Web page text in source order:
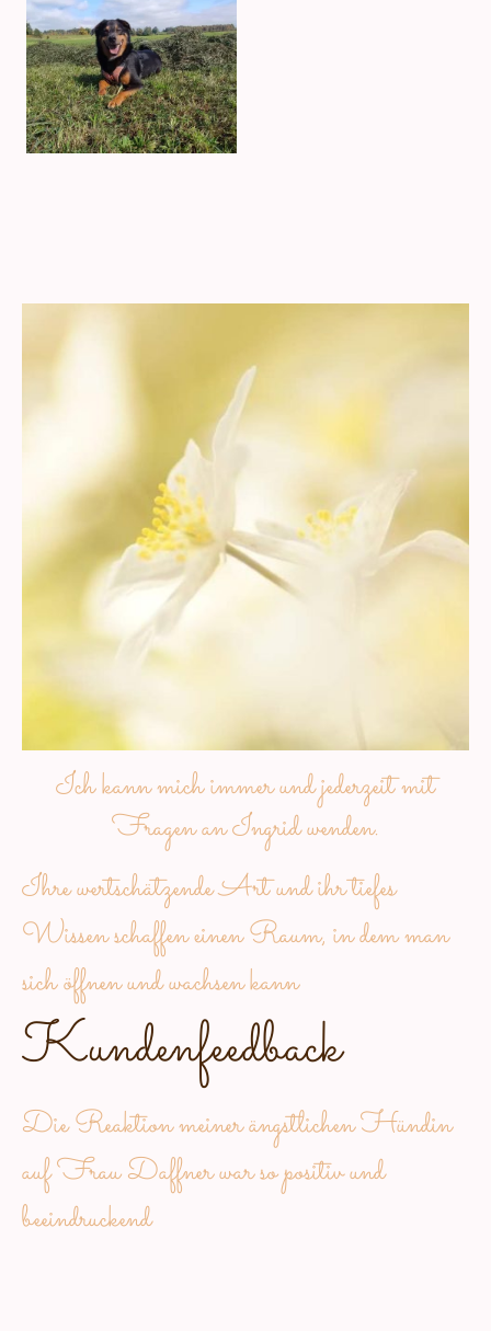
Ich kann mich immer und jederzeit mit
Fragen an Ingrid wenden.
Ihre wertschätzende Art und ihr tiefes
Wissen schaffen einen Raum, in dem man
sich öffnen und wachsen kann
Kundenfeedback
Die Reaktion meiner ängstlichen Hündin
auf Frau Daffner war so positiv und
beeindruckend